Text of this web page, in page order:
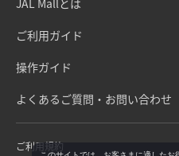
ご利用ガイド
操作ガイド
よくあるご質問・お問い合わせ
ご利用規約